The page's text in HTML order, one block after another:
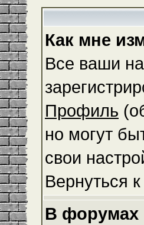
Как мне
Все ваши
Профиль
но могут
свои
Вернуться
В форумах